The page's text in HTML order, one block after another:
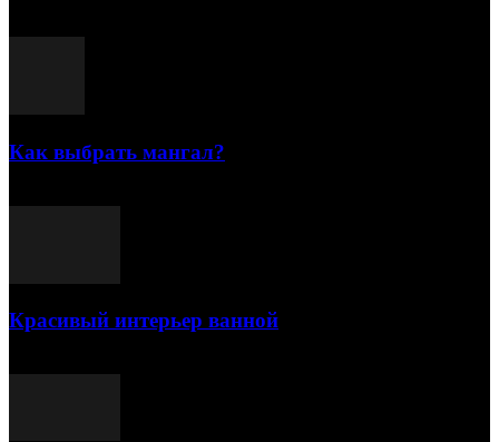
Как выбрать мангал?
Красивый интерьер ванной